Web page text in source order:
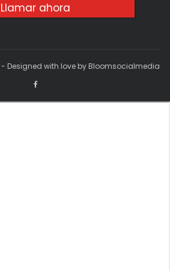
Llamar ahora
Designed with love by Bloomsocialmedia